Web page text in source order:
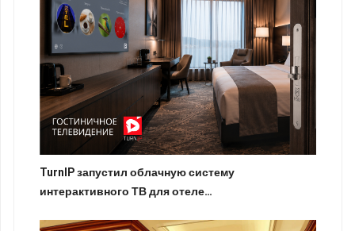
TurnIP запустил облачную систему
интерактивного ТВ для отеле…